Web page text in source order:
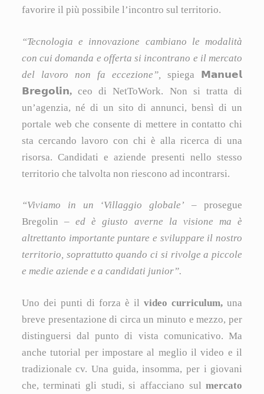
favorire il più possibile l’incontro sul territorio.
“Tecnologia e innovazione cambiano le modalità
con cui domanda e offerta si incontrano e il mercato
del lavoro non fa eccezione”, spiega 𝗠𝗮𝗻𝘂𝗲𝗹
𝗕𝗿𝗲𝗴𝗼𝗹𝗶𝗻,ceo di NetToWork. Non si tratta di
un’agenzia, né di un sito di annunci, bensì di un
portale web che consente di mettere in contatto chi
sta cercando lavoro con chi è alla ricerca di una
risorsa. Candidati e aziende presenti nello stesso
territorio che talvolta non riescono ad incontrarsi.
“Viviamo in un ‘Villaggio globale’ – prosegue
Bregolin –ed è giusto averne la visione ma è
altrettanto importante puntare e sviluppare il nostro
territorio, soprattutto quando ci si rivolge a piccole
e medie aziende e a candidati junior”.
Uno dei punti di forza è ilvideo curriculum, una
breve presentazione di circa un minuto e mezzo, per
distinguersi dal punto di vista comunicativo. Ma
anche tutorial per impostare al meglio il video e il
tradizionale cv. Una guida, insomma, per i giovani
che, terminati gli studi, si affacciano sulmercato